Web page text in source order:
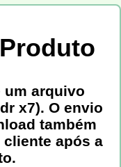
um arquivo
x7). O envio
também
após a